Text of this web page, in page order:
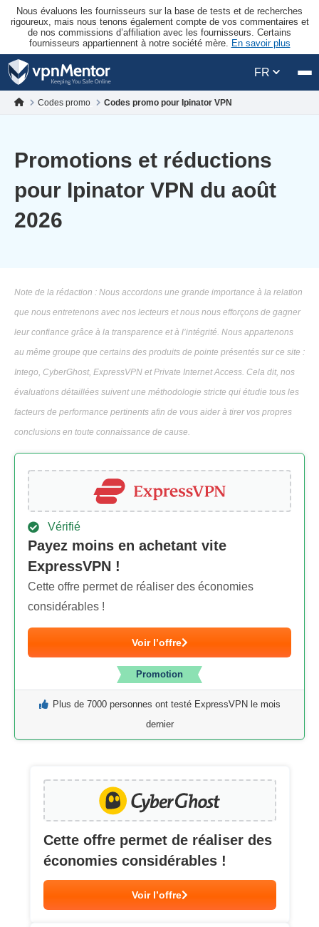
Nous évaluons les fournisseurs sur la base de tests et de recherches
rigoureux, mais nous tenons également compte de vos commentaires et
de nos commissions d’affiliation avec les fournisseurs. Certains
fournisseurs appartiennent à notre société mère. En savoir plus
FR
Codes promo Codes promo pour Ipinator VPN
Promotions et réductions
pour Ipinator VPN du août
2026
Note de la rédaction : Nous accordons une grande importance à la relation
que nous entretenons avec nos lecteurs et nous nous efforçons de gagner
leur confiance grâce à la transparence et à l’intégrité. Nous appartenons
au même groupe que certains des produits de pointe présentés sur ce site :
Intego, CyberGhost, ExpressVPN et Private Internet Access. Cela dit, nos
évaluations détaillées suivent une méthodologie stricte qui étudie tous les
facteurs de performance pertinents afin de vous aider à tirer vos propres
conclusions en toute connaissance de cause.
Vérifié
Payez moins en achetant vite
ExpressVPN !
Cette offre permet de réaliser des économies
considérables !
Voir l’offre
Promotion
Plus de 7000 personnes ont testé ExpressVPN le mois
dernier
Cette offre permet de réaliser des
économies considérables !
Voir l’offre